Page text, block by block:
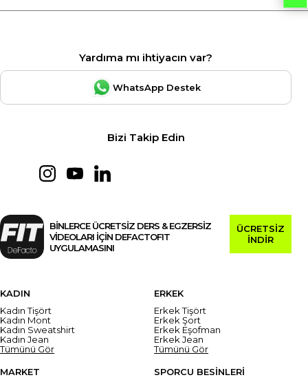
Yardıma mı ihtiyacın var?
WhatsApp Destek
Bizi Takip Edin
BİNLERCE ÜCRETSİZ DERS & EGZERSİZ
VİDEOLARI İÇİN DEFACTOFIT
UYGULAMASINI
ÜCRETSİZ
İNDİR
KADIN
Kadın Tişört
Kadın Mont
Kadın Sweatshirt
Kadın Jean
Tümünü Gör
ERKEK
Erkek Tişört
Erkek Şort
Erkek Eşofman
Erkek Jean
Tümünü Gör
MARKET
SPORCU BESİNLERİ